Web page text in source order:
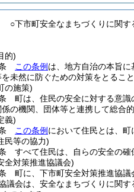
○下市町安全なまちづくりに関す
的)
この条例 は、地方自治の本旨
を未然に防ぐための対策をとるこ
の施策)
町は、住民の安全に対する意
係の機関、団体等と連携して総合
義)
この条例 において住民とは、
民等の協力)
すべて住民は、自らの安全の
全対策推進協議会)
町に、下市町安全対策推進協議
議会は、安全なまちづくりに関